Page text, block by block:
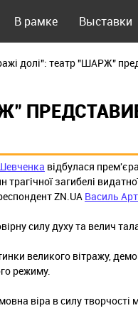
В рамке Выставки
долі": театр "ШАРЖ"
відбулася
загибелі
ZN.UA Василь
силу духу та велич
великого вітражу,
режиму.
віра в силу